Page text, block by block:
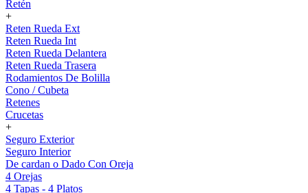
Retén
+
Reten Rueda Ext
Reten Rueda Int
Reten Rueda Delantera
Reten Rueda Trasera
Rodamientos De Bolilla
Cono / Cubeta
Retenes
Crucetas
+
Seguro Exterior
Seguro Interior
De cardan o Dado Con Oreja
4 Orejas
4 Tapas - 4 Platos